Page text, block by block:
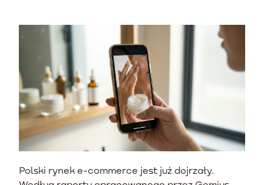
Polski rynek e-commerce jest już dojrzały.